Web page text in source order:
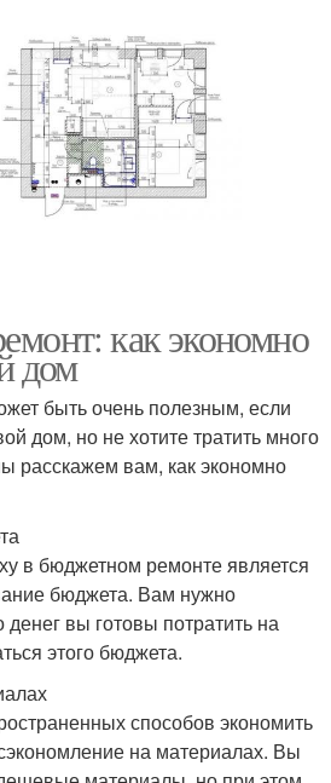
как экономно
дом
быть очень полезным, если
дом, но не хотите тратить много
расскажем вам, как экономно
в бюджетном ремонте является
бюджета. Вам нужно
денег вы готовы потратить на
этого бюджета.
способов экономить
на материалах. Вы